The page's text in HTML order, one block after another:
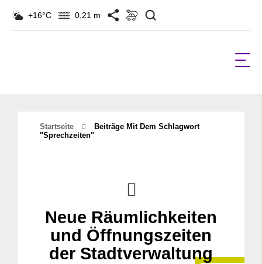
+16°C 0,21 m
Startseite
Beiträge Mit Dem Schlagwort
"Sprechzeiten"
Neue Räumlichkeiten
und Öffnungszeiten
der Stadtverwaltung